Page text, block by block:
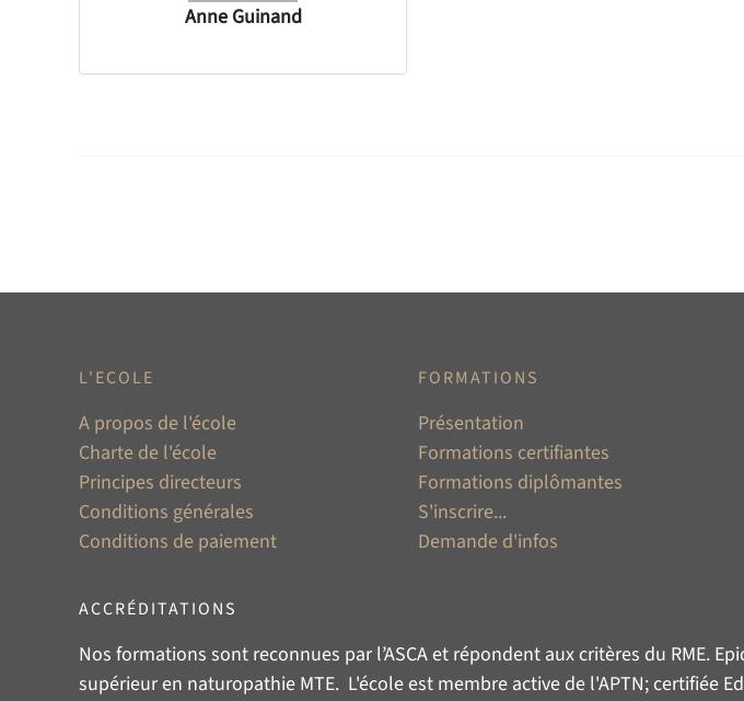
Anne Guinand
L'ECOLE
A propos de l'école
Charte de l'école
Principes directeurs
Conditions générales
Conditions de paiement
FORMATIONS
Présentation
Formations certifiantes
Formations diplômantes
S'inscrire...
Demande d'infos
ACCRÉDITATIONS
Nos formations sont reconnues par l’ASCAet répondent aux critères du RME.
supérieur en naturopathie MTE. L'école est membre active de l'APTN; certifiée